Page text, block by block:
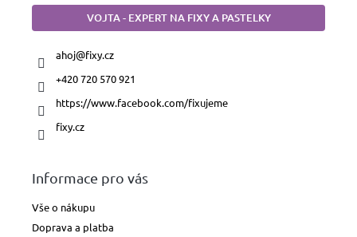
VOJTA - EXPERT NA FIXY A PASTELKY
ahoj@fixy.cz
+420 720 570 921
https://www.facebook.com/fixujeme
fixy.cz
Informace pro vás
Vše o nákupu
Doprava a platba